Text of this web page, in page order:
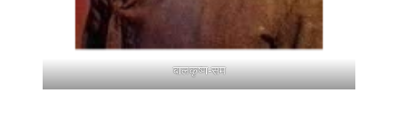
बालकृष्ण-सम